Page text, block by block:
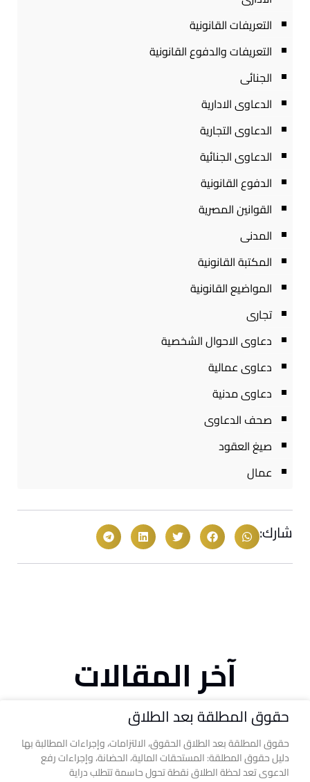
التعريفات القانونية
التعريفات والدفوع القانونية
الجنائى
الدعاوى الادارية
الدعاوى التجارية
الدعاوى الجنائية
الدفوع القانونية
القوانين المصرية
المدنى
المكتبة القانونية
المواضيع القانونية
تجارى
دعاوى الاحوال الشخصية
دعاوى عمالية
دعاوى مدنية
صحف الدعاوى
صيغ العقود
عمال
شارك:
آخر المقالات
حقوق المطلقة بعد الطلاق
حقوق المطلقة بعد الطلاق الحقوق، الالتزامات، وإجراءات المطالبة بها
دليل حقوق المطلقة: المستحقات المالية، الحضانة، وإجراءات رفع
الدعوى تعد لحظة الطلاق نقطة تحول حاسمة تتطلب دراية